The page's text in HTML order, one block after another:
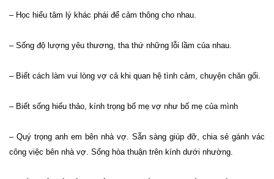
– Học hiểu tâm lý khác phái để cảm thông cho nhau.
– Sống độ lượng yêu thương, tha thứ những lỗi lầm của nhau.
– Biết cách làm vui lòng vợ cả khi quan hệ tình cảm, chuyện chăn gối.
– Biết sống hiếu thảo, kính trọng bố mẹ vợ như bố mẹ của mình
– Quý trọng anh em bên nhà vợ. Sẵn sàng giúp đỡ, chia sẻ gánh vác
công việc bên nhà vợ. Sống hòa thuận trên kính dưới nhường.